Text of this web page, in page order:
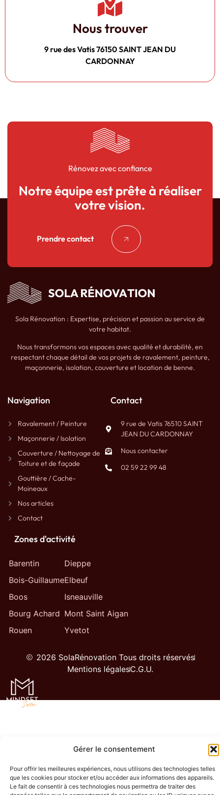
Gérer le consentement
Pour offrir les meilleures expériences, nous utilisons des technologies telles
que les cookies pour stocker et/ou accéder aux informations des appareils.
Le fait de consentir à ces technologies nous permettra de traiter des
Nous trouver
9 rue des Vatis 76150 SAINT JEAN DU
CARDONNAY
Rénovez avec confiance
Notre équipe est prête à réaliser
votre vision.
Prendre contact
Sola Rénovation : Expertise, précision et passion au service de
votre habitat.
Nous transformons vos espaces avec qualité et durabilité, en
respectant chaque détail de vos projets de ravalement, peinture,
maçonnerie, isolation, couverture et location de benne.
Navigation
Ravalement / Peinture
Maçonnerie / Isolation
Couverture / Nettoyage de
Toiture et de façade
Gouttière / Cache-
Moineaux
Nos articles
Contact
Contact
9 rue de Vatis 76510 SAINT
JEAN DU CARDONNAY
Nous contacter
02 59 22 99 48
Zones d'activité
Barentin
Bois-Guillaume
Boos
Bourg Achard
Rouen
Dieppe
Elbeuf
Isneauville
Mont Saint Aigan
Yvetot
2026 SolaRénovation Tous droits réservés
Mentions légalesC.G.U.